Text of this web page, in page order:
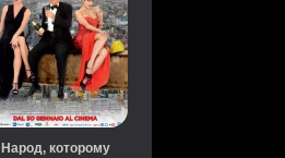
Народ, которому